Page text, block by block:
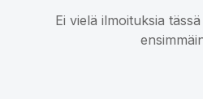
Ei vielä ilmoituksia